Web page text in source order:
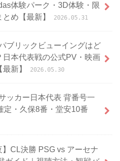
体験パーク・3D体験・限
め【最新】
2026.05.31
ブリックビューイングはど
日本代表戦の公式PV・映画
新】
2026.05.30
ッカー日本代表 背番号一
定・久保8番・堂安10番
】CL決勝 PSG vs アーセナ